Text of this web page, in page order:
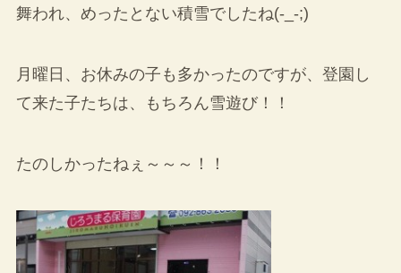
舞われ、めったとない積雪でしたね(-_-;)
月曜日、お休みの子も多かったのですが、登園し
て来た子たちは、もちろん雪遊び！！
たのしかったねぇ～～～！！